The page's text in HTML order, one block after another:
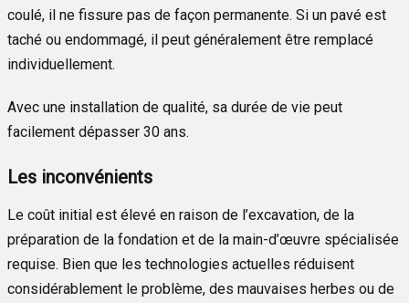
coulé, il ne fissure pas de façon permanente. Si un pavé est
taché ou endommagé, il peut généralement être remplacé
individuellement.
Avec une installation de qualité, sa durée de vie peut
facilement dépasser 30 ans.
Les inconvénients
Le coût initial est élevé en raison de l’excavation, de la
préparation de la fondation et de la main-d’œuvre spécialisée
requise. Bien que les technologies actuelles réduisent
considérablement le problème, des mauvaises herbes ou de